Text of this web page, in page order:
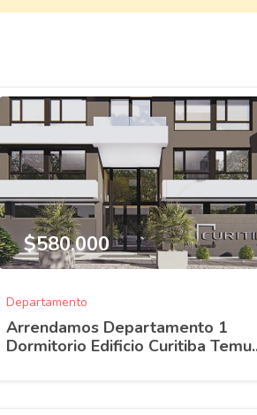
$580.000
Departamento
Arrendamos Departamento 1
Dormitorio Edificio Curitiba